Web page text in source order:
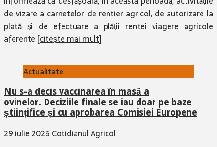
de vizare a carnetelor de rentier agricol, de autorizare la
plată și de efectuare a plății rentei viagere agricole
aferente [citește mai mult]
Actualitate
Nu s-a decis vaccinarea în masă a
ovinelor. Deciziile finale se iau doar pe baze
științifice și cu aprobarea Comisiei Europene
29 iulie 2026 Cotidianul Agricol